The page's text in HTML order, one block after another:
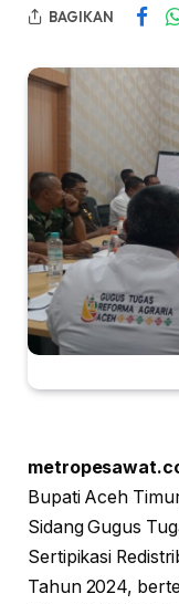
BAGIKAN
Bupati Aceh
Sidang Gugus
Sertipikasi
Tahun 2024,